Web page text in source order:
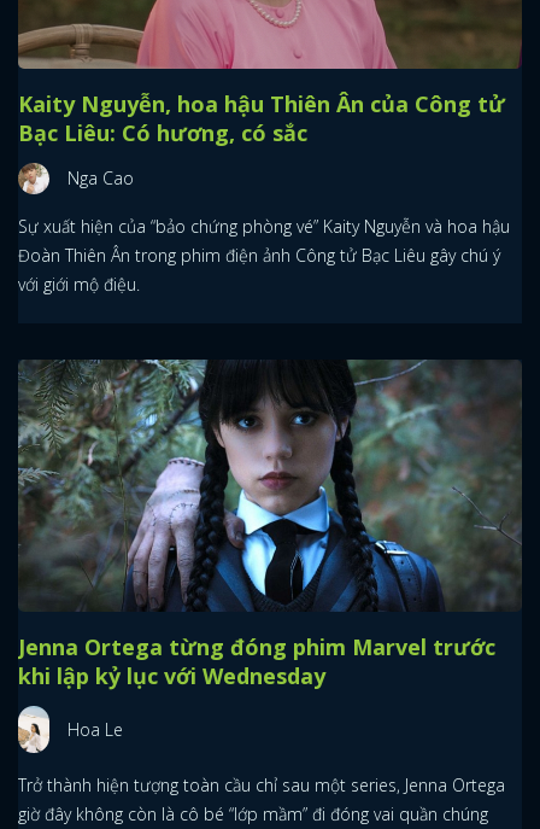
Kaity Nguyễn, hoa hậu Thiên Ân của Công tử
Bạc Liêu: Có hương, có sắc
Nga Cao
Sự xuất hiện của “bảo chứng phòng vé” Kaity Nguyễn và hoa hậu
Đoàn Thiên Ân trong phim điện ảnh Công tử Bạc Liêu gây chú ý
với giới mộ điệu.
Jenna Ortega từng đóng phim Marvel trước
khi lập kỷ lục với Wednesday
Hoa Le
Trở thành hiện tượng toàn cầu chỉ sau một series, Jenna Ortega
giờ đây không còn là cô bé “lớp mầm” đi đóng vai quần chúng